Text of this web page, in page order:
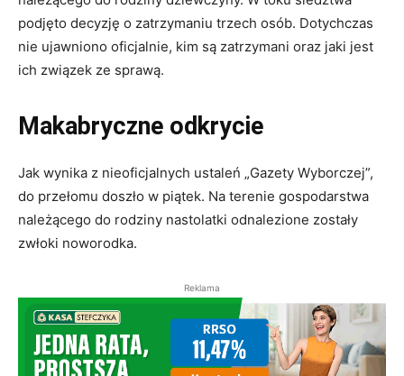
podjęto decyzję o zatrzymaniu trzech osób. Dotychczas
nie ujawniono oficjalnie, kim są zatrzymani oraz jaki jest
ich związek ze sprawą.
Makabryczne odkrycie
Jak wynika z nieoficjalnych ustaleń „Gazety Wyborczej”,
do przełomu doszło w piątek. Na terenie gospodarstwa
należącego do rodziny nastolatki odnalezione zostały
zwłoki noworodka.
Reklama